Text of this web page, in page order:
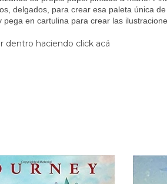
delgados, para crear esa paleta única
pega en cartulina para crear las
dentro haciendo click acá